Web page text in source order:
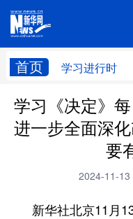
首页 学习进行时
学习进行时 高层
国际 财经
学习《决定》
进一步全面深
要
2024-11-13
新华社北京11月13